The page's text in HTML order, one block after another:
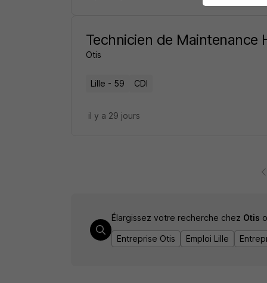
Technicien de Maintenance
Otis
Lille - 59 CDI
il y a 29 jours
Élargissez votre recherche chez Otis
Entreprise Otis Emploi Lille